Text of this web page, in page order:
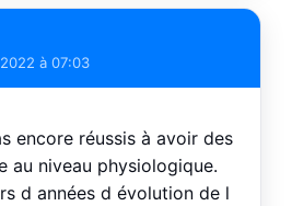
à 07:03
encore réussis à avoir des
au niveau physiologique.
d années d évolution de l